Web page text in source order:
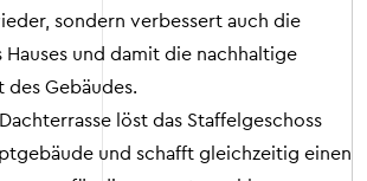
sondern verbessert auch die
Hauses und damit die nachhaltige
Gebäudes.
löst das Staffelgeschoss
und schafft gleichzeitig einen